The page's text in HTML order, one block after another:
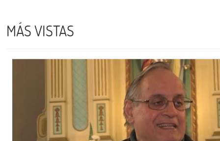
MÁS VISTAS